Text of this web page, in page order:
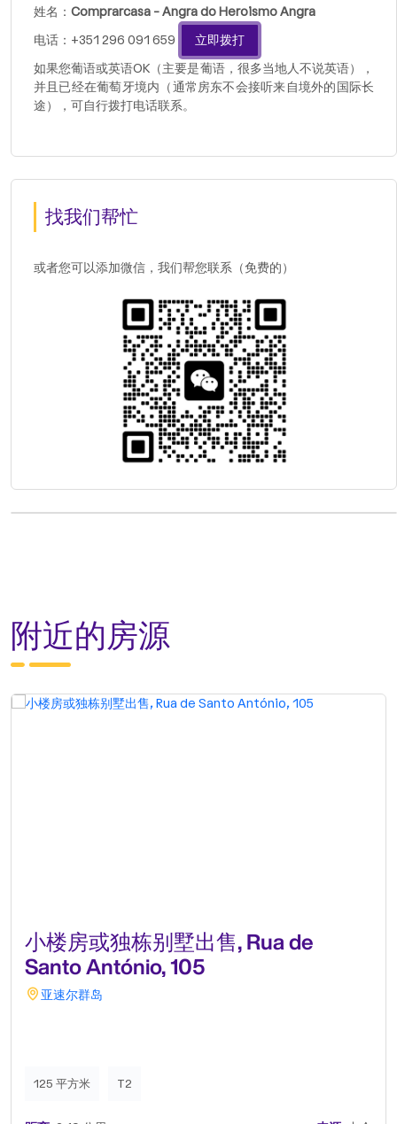
姓名： Comprarcasa - Angra do Heroismo Angra
电话：+351 296 091 659
立即拨打
如果您葡语或英语OK（主要是葡语，很多当地人不说英语），
并且已经在葡萄牙境内（通常房东不会接听来自境外的国际长
途），可自行拨打电话联系。
找我们帮忙
或者您可以添加微信，我们帮您联系（免费的）
附近的房源
小楼房或独栋别墅出售, Rua de
Santo António, 105
亚速尔群岛
125 平方米 T2